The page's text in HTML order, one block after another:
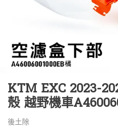
KTM EXC 2023-
殼 越野機車
後土除